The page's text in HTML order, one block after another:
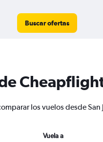
Buscar ofertas
los vuelos desde
Vuela a